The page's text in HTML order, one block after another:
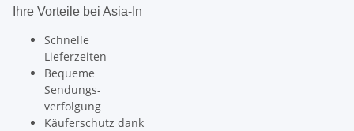
Ihre Vorteile bei Asia-In
Schnelle
Lieferzeiten
Bequeme
Sendungs-
verfolgung
Käuferschutz dank